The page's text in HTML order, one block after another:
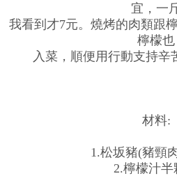
宜，一
我看到才7元。燒烤的肉類跟
檸檬也
入菜，順便用行動支持辛
材料:
1.松坂豬(豬頸
2.檸檬汁半